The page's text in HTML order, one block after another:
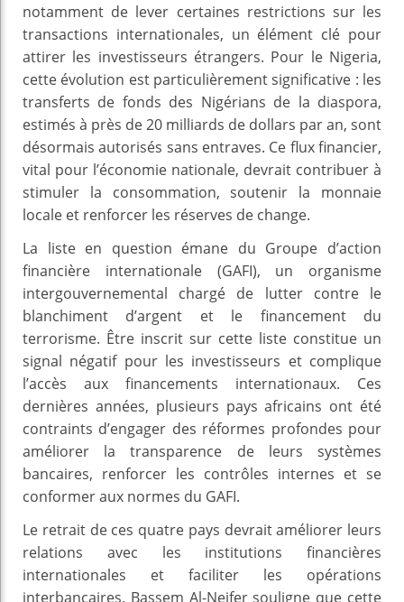
notamment de lever certaines restrictions sur les
transactions internationales, un élément clé pour
attirer les investisseurs étrangers. Pour le Nigeria,
cette évolution est particulièrement significative : les
transferts de fonds des Nigérians de la diaspora,
estimés à près de 20 milliards de dollars par an, sont
désormais autorisés sans entraves. Ce flux financier,
vital pour l’économie nationale, devrait contribuer à
stimuler la consommation, soutenir la monnaie
locale et renforcer les réserves de change.
La liste en question émane du Groupe d’action
financière internationale (GAFI), un organisme
intergouvernemental chargé de lutter contre le
blanchiment d’argent et le financement du
terrorisme. Être inscrit sur cette liste constitue un
signal négatif pour les investisseurs et complique
l’accès aux financements internationaux. Ces
dernières années, plusieurs pays africains ont été
contraints d’engager des réformes profondes pour
améliorer la transparence de leurs systèmes
bancaires, renforcer les contrôles internes et se
conformer aux normes du GAFI.
Le retrait de ces quatre pays devrait améliorer leurs
relations avec les institutions financières
internationales et faciliter les opérations
interbancaires. Bassem Al-Neifer souligne que cette